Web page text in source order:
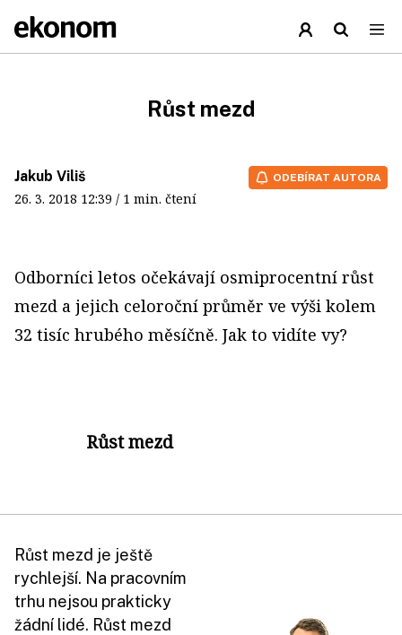
Růst mezd
Jakub Viliš
26. 3. 2018 12:39 / 1 min. čtení
ODEBÍRAT AUTORA
Odborníci letos očekávají osmiprocentní růst
mezd a jejich celoroční průměr ve výši kolem
32 tisíc hrubého měsíčně. Jak to vidíte vy?
Růst mezd
Růst mezd je ještě
rychlejší. Na pracovním
trhu nejsou prakticky
žádní lidé. Růst mezd